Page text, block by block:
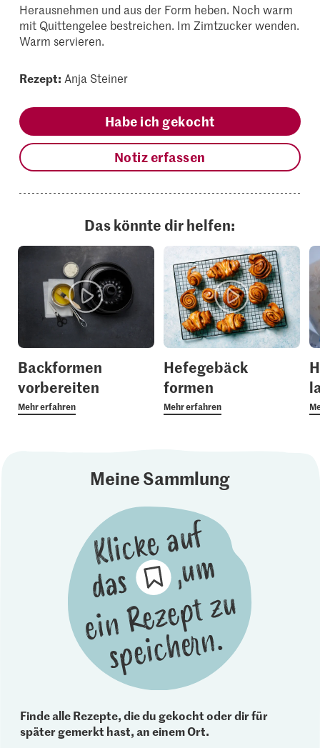
Herausnehmen und aus der Form heben. Noch warm
mit Quittengelee bestreichen. Im Zimtzucker wenden.
Warm servieren.
Rezept: Anja Steiner
Habe ich gekocht
Notiz erfassen
Das könnte dir helfen:
Backformen
vorbereiten
Mehr erfahren
Hefegebäck
formen
Mehr erfahren
Meine Sammlung
Finde alle Rezepte, die du gekocht oder dir für
später gemerkt hast, an einem Ort.